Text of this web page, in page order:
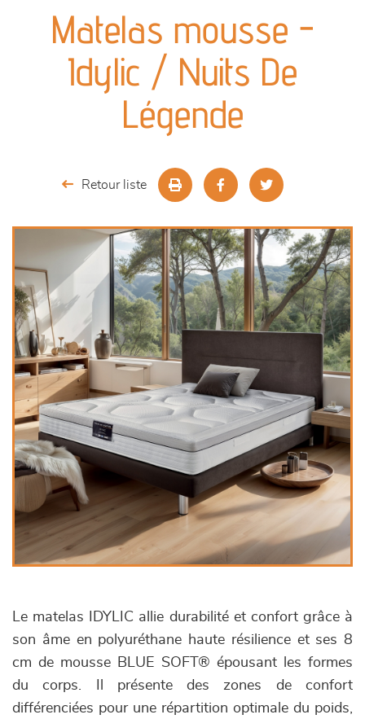
séjours
meubles de complément
chambres et dressing
Matelas mousse -
Idylic / Nuits De
Légende
Retour liste
Le matelas IDYLIC allie durabilité et confort grâce à
son âme en polyuréthane haute résilience et ses 8
cm de mousse BLUE SOFT® épousant les formes
du corps. Il présente des zones de confort
différenciées pour une répartition optimale du poids,